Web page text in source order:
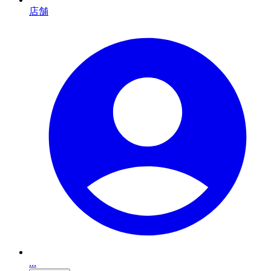
店舗
...